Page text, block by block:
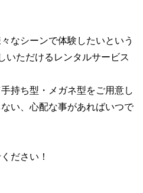
なシーンで体験したいという
いただけるレンタルサービス
持ち型・メガネ型をご用意し
い、心配な事があればいつで
ださい！